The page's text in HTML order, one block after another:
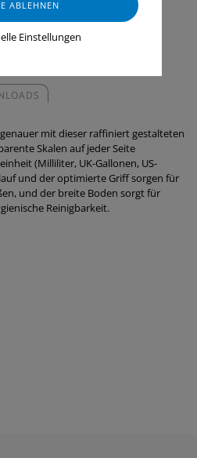
mit dieser raffiniert gestalteten
Skalen auf jeder Seite
(Milliliter, UK-Gallonen, US-
und der optimierte Griff sorgen für
und der breite Boden sorgt für
Reinigbarkeit.
Einstellungen